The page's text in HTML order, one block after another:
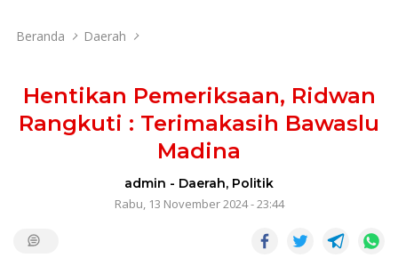
Beranda Daerah
Hentikan Pemeriksaan, Ridwan
Rangkuti : Terimakasih Bawaslu
Madina
admin - Daerah, Politik
Rabu, 13 November 2024 - 23:44